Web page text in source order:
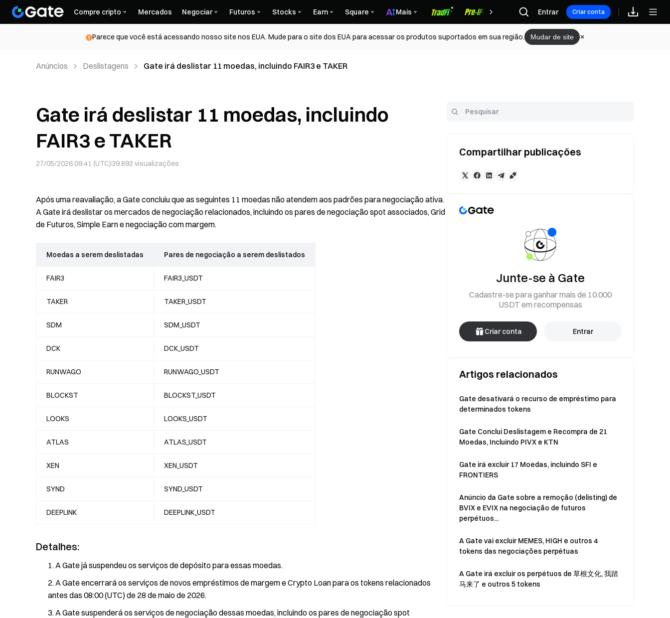
Compre cripto Mercados Negociar Futuros Stocks Earn Square Mais Recompensas
Entrar Criar conta
Parece que você está acessando nosso site nos EUA. Mude para o site dos EUA para acessar os produtos suportados em sua região. Mudar de site
Anúncios Deslistagens Gate irá deslistar 11 moedas, incluindo FAIR3 e TAKER
Gate irá deslistar 11 moedas, incluindo
FAIR3 e TAKER
27/05/2026 09:41 (UTC)39.892 visualizações
Após uma reavaliação, a Gate concluiu que as seguintes 11 moedas não atendem aos padrões para negociação ativa.
A Gate irá deslistar os mercados de negociação relacionados, incluindo os pares de negociação spot associados, Grid
de Futuros, Simple Earn e negociação com margem.
Moedas a serem deslistadas Pares de negociação a serem deslistados
FAIR3 FAIR3_USDT
TAKER TAKER_USDT
SDM SDM_USDT
DCK DCK_USDT
RUNWAGO RUNWAGO_USDT
BLOCKST BLOCKST_USDT
LOOKS LOOKS_USDT
ATLAS ATLAS_USDT
XEN XEN_USDT
SYND SYND_USDT
DEEPLINK DEEPLINK_USDT
Detalhes:
A Gate já suspendeu os serviços de depósito para essas moedas.
A Gate encerrará os serviços de novos empréstimos de margem e Crypto Loan para os tokens relacionados
antes das 08:00 (UTC) de 28 de maio de 2026.
A Gate suspenderá os serviços de negociação dessas moedas, incluindo os pares de negociação spot
Compartilhar publicações
Junte-se à Gate
Cadastre-se para ganhar mais de 10.000
USDT em recompensas
Criar conta Entrar
Artigos relacionados
Gate desativará o recurso de empréstimo para
determinados tokens
Gate Conclui Deslistagem e Recompra de 21
Moedas, Incluindo PIVX e KTN
Gate irá excluir 17 Moedas, incluindo SFI e
FRONTIERS
Anúncio da Gate sobre a remoção (delisting) de
BVIX e EVIX na negociação de futuros
perpétuos...
A Gate vai excluir MEMES, HIGH e outros 4
tokens das negociações perpétuas
A Gate irá excluir os perpétuos de 草根文化, 我踏
马来了 e outros 5 tokens